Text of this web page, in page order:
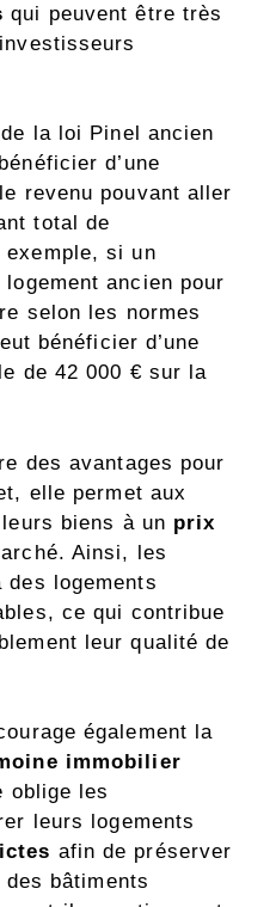
qui peuvent être très
la loi Pinel ancien
d’une
revenu pouvant aller
total de
exemple, si un
ancien pour
selon les normes
bénéficier d’une
de 42 000 € sur la
des avantages pour
elle permet aux
biens à un prix
Ainsi, les
logements
ce qui contribue
leur qualité de
également la
immobilier
oblige les
leurs logements
afin de préserver
des bâtiments